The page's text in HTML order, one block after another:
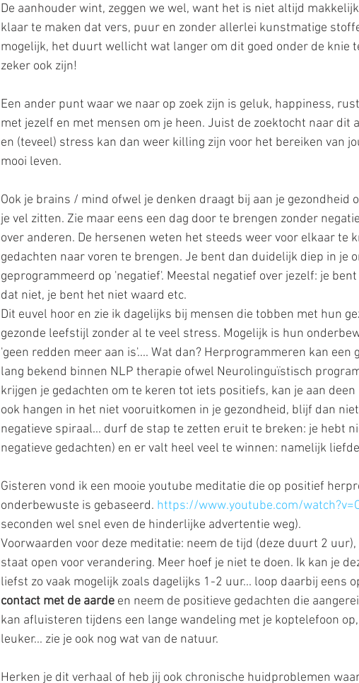
De aanhouder wint, zeggen we wel, want het is niet altijd
klaar te maken dat vers, puur en zonder allerlei kunstmatige
mogelijk, het duurt wellicht wat langer om dit goed onder de knie
zeker ook zijn!
Een ander punt waar we naar op zoek zijn is geluk, happiness,
met jezelf en met mensen om je heen. Juist de zoektocht naar dit
en (teveel) stress kan dan weer killing zijn voor het bereiken van
mooi leven.
Ook je brains / mind ofwel je denken draagt bij aan je gezondheid
je vel zitten. Zie maar eens een dag door te brengen zonder
over anderen. De hersenen weten het steeds weer voor elkaar te
gedachten naar voren te brengen. Je bent dan duidelijk diep in je
geprogrammeerd op 'negatief'. Meestal negatief over jezelf: je
dat niet, je bent het niet waard etc.
Dit euvel hoor en zie ik dagelijks bij mensen die tobben met hun
gezonde leefstijl zonder al te veel stress. Mogelijk is hun
'geen redden meer aan is'.... Wat dan? Herprogrammeren kan een
lang bekend binnen NLP therapie ofwel Neurolinguïstisch
krijgen je gedachten om te keren tot iets positiefs, kan je aan
ook hangen in het niet vooruitkomen in je gezondheid, blijf dan
negatieve spiraal... durf de stap te zetten eruit te breken: je hebt
negatieve gedachten) en er valt heel veel te winnen: namelijk
Gisteren vond ik een mooie youtube meditatie die op positief
onderbewuste is gebaseerd. https://www.youtube.com/
seconden wel snel even de hinderlijke advertentie weg).
Voorwaarden voor deze meditatie: neem de tijd (deze duurt 2
staat open voor verandering. Meer hoef je niet te doen. Ik kan je
liefst zo vaak mogelijk zoals dagelijks 1-2 uur... loop daarbij eens
contact met de aarde en neem de positieve gedachten die
kan afluisteren tijdens een lange wandeling met je koptelefoon
leuker... zie je ook nog wat van de natuur.
Herken je dit verhaal of heb jij ook chronische huidproblemen